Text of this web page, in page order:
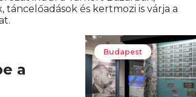
táncelőadások és kertmozi is várja a
a
Budapest